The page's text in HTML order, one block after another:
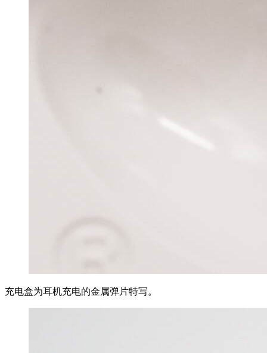
充电盒为耳机充电的金属弹片特写。